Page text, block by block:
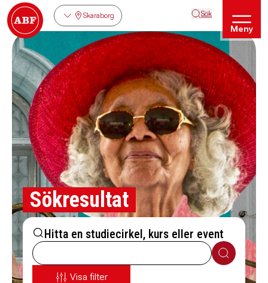
Skaraborg Sök
Meny
Sökresultat
Hitta en studiecirkel, kurs eller event
Sök
Visa filter